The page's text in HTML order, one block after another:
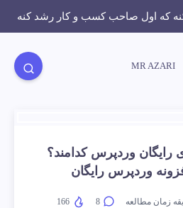
که اول صاحب کسب و کار رشد کنه
رایگان وردپرس کدامند؟
زمان مطالعه 8